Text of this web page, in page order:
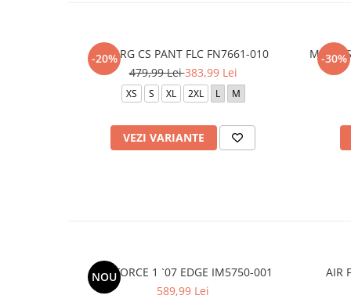
-20%
M NRG CS PANT FLC FN7661-010
479,99 Lei383,99 Lei
XS S XL 2XL L M
VEZI VARIANTE
-30%
M J DF
NOU
AIR FORCE 1 `07 EDGE IM5750-001
589,99 Lei
AIR